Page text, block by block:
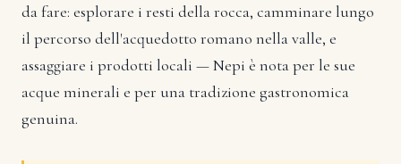
da fare: esplorare i resti della rocca, camminare lungo
il percorso dell'acquedotto romano nella valle, e
assaggiare i prodotti locali — Nepi è nota per le sue
acque minerali e per una tradizione gastronomica
genuina.